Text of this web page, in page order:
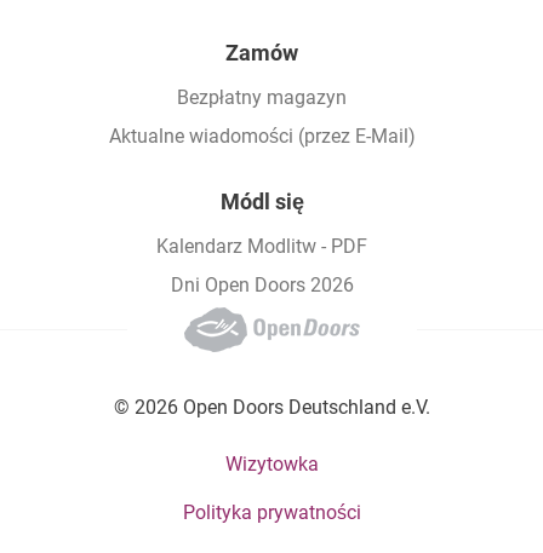
Zamów
Bezpłatny magazyn
Aktualne wiadomości (przez E-Mail)
Módl się
Kalendarz Modlitw - PDF
Dni Open Doors 2026
© 2026 Open Doors Deutschland e.V.
Footer bottom menuWizytowka
Polityka prywatności